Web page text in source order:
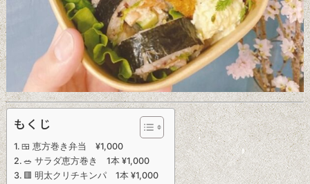
もくじ
🍱 恵方巻き弁当 ¥1,000
🥗 サラダ恵方巻き 1本 ¥1,000
🟥 明太クリチキンパ 1本 ¥1,000